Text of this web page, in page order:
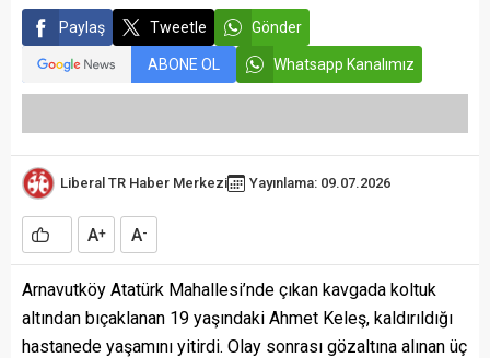
Paylaş Tweetle Gönder
ABONE OL Whatsapp Kanalımız
Liberal TR Haber Merkezi Yayınlama: 09.07.2026
A+ A-
Arnavutköy Atatürk Mahallesi’nde çıkan kavgada koltuk
altından bıçaklanan 19 yaşındaki Ahmet Keleş, kaldırıldığı
hastanede yaşamını yitirdi. Olay sonrası gözaltına alınan üç